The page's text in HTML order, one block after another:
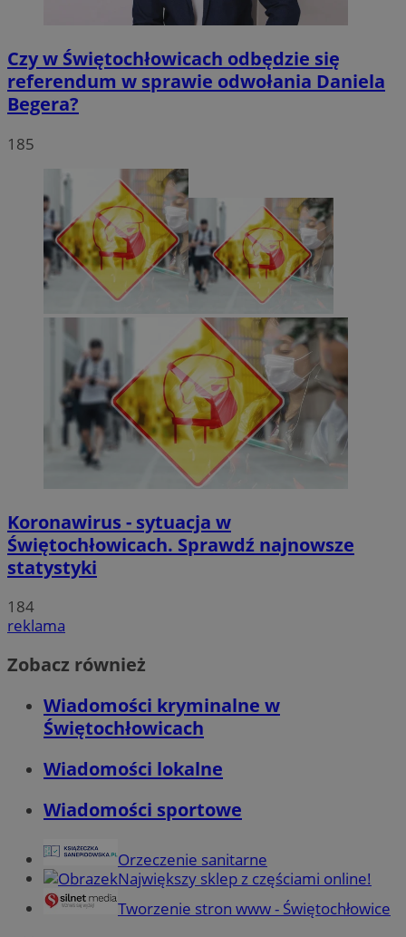
Czy w Świętochłowicach odbędzie się
referendum w sprawie odwołania Daniela
Begera?
185
Koronawirus - sytuacja w
Świętochłowicach. Sprawdź najnowsze
statystyki
184
reklama
Zobacz również
Wiadomości kryminalne w
Świętochłowicach
Wiadomości lokalne
Wiadomości sportowe
Orzeczenie sanitarne
Największy sklep z częściami online!
Tworzenie stron www - Świętochłowice